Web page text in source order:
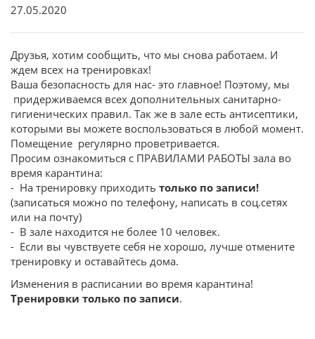
27.05.2020
Друзья, хотим сообщить, что мы снова работаем. И
ждем всех на тренировках!
Ваша безопасность для нас- это главное! Поэтому, мы
придерживаемся всех дополнительных санитарно-
гигиенических правил. Так же в зале есть антисептики,
которыми вы можете воспользоваться в любой момент.
Помещение регулярно проветривается.
Просим ознакомиться с ПРАВИЛАМИ РАБОТЫ зала во
время карантина:
- На тренировку приходить только по записи!
(записаться можно по телефону, написать в соц.сетях
или на почту)
- В зале находится не более 10 человек.
- Если вы чувствуете себя не хорошо, лучше отмените
тренировку и оставайтесь дома.
Изменения в расписании во время карантина!
Тренировки только по записи.